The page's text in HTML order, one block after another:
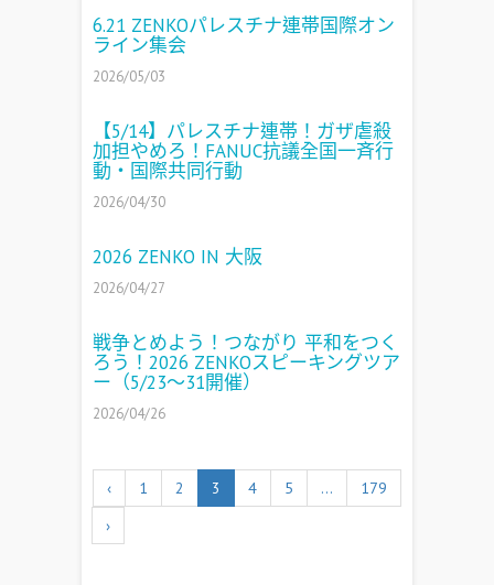
6.21 ZENKOパレスチナ連帯国際オン
ライン集会
2026/05/03
【5/14】パレスチナ連帯！ガザ虐殺
加担やめろ！FANUC抗議全国一斉行
動・国際共同行動
2026/04/30
2026 ZENKO IN 大阪
2026/04/27
戦争とめよう！つながり 平和をつく
ろう！2026 ZENKOスピーキングツア
ー（5/23〜31開催）
2026/04/26
‹ 1 2 3 4 5 ...
179
›